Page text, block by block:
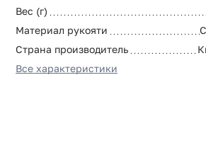
Вес (г)
Материал рукояти
Страна производитель
Все характеристики